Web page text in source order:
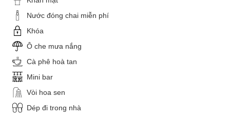
Nước đóng chai miễn phí
Khóa
Ô che mưa nắng
Cà phê hoà tan
Mini bar
Vòi hoa sen
Dép đi trong nhà